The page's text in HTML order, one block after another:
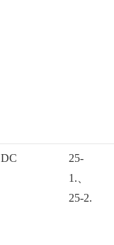
DC
25-
1.、
25-2.